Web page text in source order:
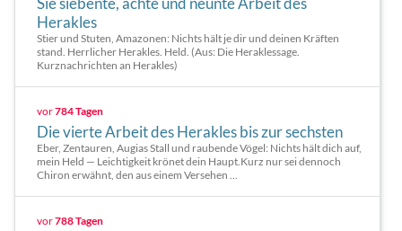
Herakles
Stier und Stuten, Amazonen: Nichts hält je dir und deinen Kräften
stand. Herrlicher Herakles. Held. (Aus: Die Heraklessage.
Kurznachrichten an Herakles)
vor784 Tagen
Die vierte Arbeit des Herakles bis zur sechsten
Eber, Zentauren, Augias Stall und raubende Vögel: Nichts hält dich auf,
mein Held — Leichtigkeit krönet dein Haupt.Kurz nur sei dennoch
Chiron erwähnt, den aus einem Versehen ...
vor788 Tagen